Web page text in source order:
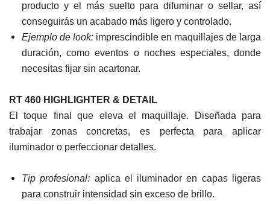
producto y el más suelto para difuminar o sellar, así
conseguirás un acabado más ligero y controlado.
Ejemplo de look: imprescindible en maquillajes de larga
duración, como eventos o noches especiales, donde
necesitas fijar sin acartonar.
RT 460 HIGHLIGHTER & DETAIL
El toque final que eleva el maquillaje. Diseñada para
trabajar zonas concretas, es perfecta para aplicar
iluminador o perfeccionar detalles.
Tip profesional: aplica el iluminador en capas ligeras
para construir intensidad sin exceso de brillo.